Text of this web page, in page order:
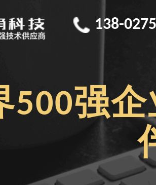
138-
500强